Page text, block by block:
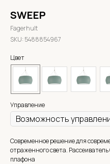
SWEEP
Fagerhult
SKU: 5488854967
Цвет
Управление
Современное решение для
отраженного света.
плафона